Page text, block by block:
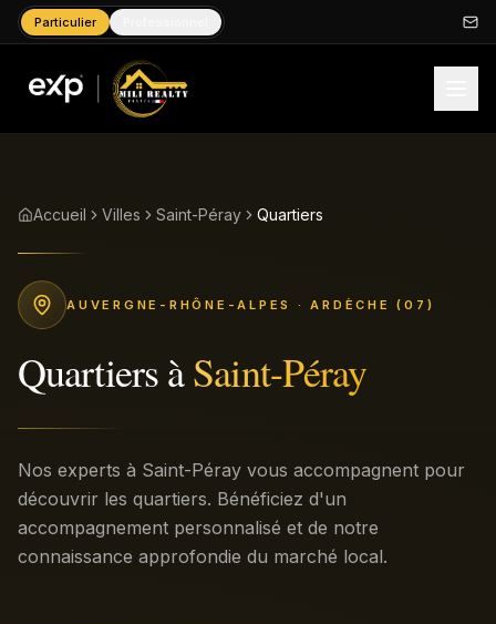
Particulier
Accueil Villes Saint-Péray Quartiers
AUVERGNE-RHÔNE-ALPES · ARDÈCHE (07)
QuartiersàSaint-Péray
Nos experts à Saint-Péray vous accompagnent pour
découvrir les quartiers. Bénéficiez d'un
accompagnement personnalisé et de notre
connaissance approfondie du marché local.